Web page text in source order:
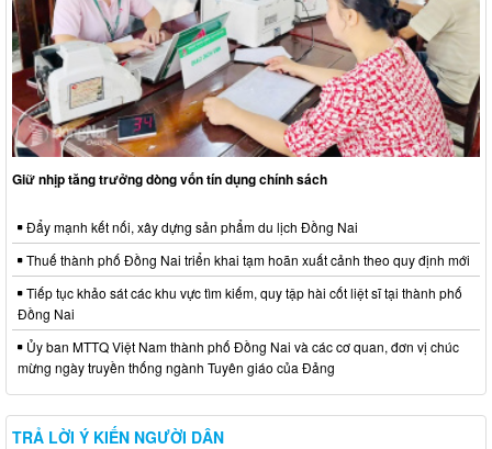
Giữ nhịp tăng trưởng dòng vốn tín dụng chính sách
Đẩy mạnh kết nối, xây dựng sản phẩm du lịch Đồng Nai
Thuế thành phố Đồng Nai triển khai tạm hoãn xuất cảnh theo quy định mới
Tiếp tục khảo sát các khu vực tìm kiếm, quy tập hài cốt liệt sĩ tại thành phố
Đồng Nai
Ủy ban MTTQ Việt Nam thành phố Đồng Nai và các cơ quan, đơn vị chúc
mừng ngày truyền thống ngành Tuyên giáo của Đảng
TRẢ LỜI Ý KIẾN NGƯỜI DÂN